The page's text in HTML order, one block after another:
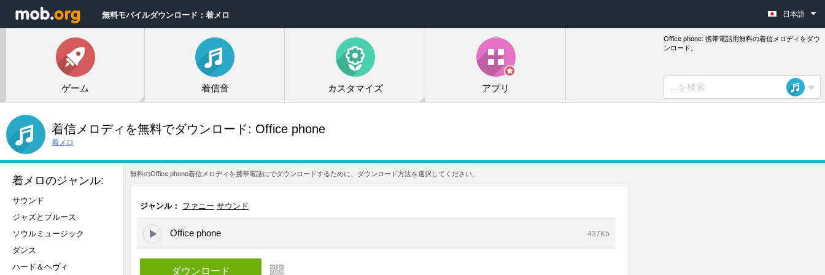
無料モバイルダウンロード：着メロ 日本語
ゲーム 着信音 カスタマイズ アプリ
Office phone: 携帯電話用無料の着信メロディをダウ
ンロード。
着信メロディを無料でダウンロード: Office phone
着メロ
着メロのジャンル:
サウンド
ジャズとブルース
ソウルミュージック
ダンス
ハード＆ヘヴィ
無料のOffice phone着信メロディを携帯電話にでダウンロードするために、ダウンロード方法を選択してください。
ジャンル： ファニー サウンド
Office phone 437Kb
ダウンロード